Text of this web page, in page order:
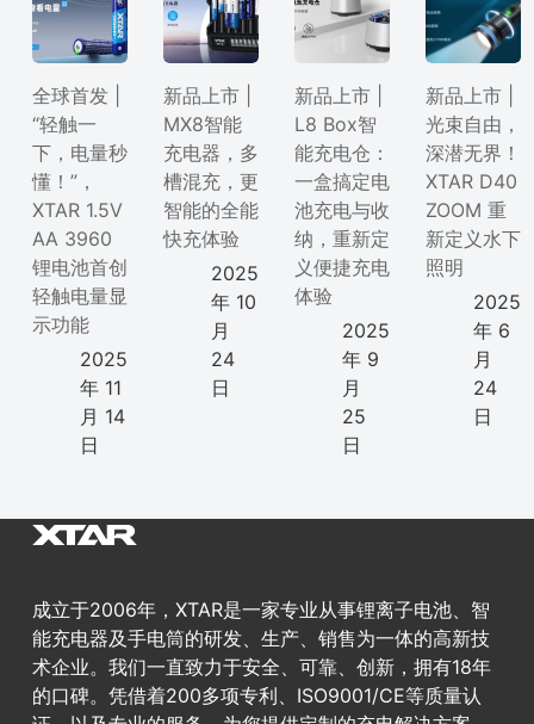
全球首发 |
“轻触一
下，电量秒
懂！”，
XTAR 1.5V
AA 3960
锂电池首创
轻触电量显
示功能
2025
年 11
月 14
日
新品上市 |
MX8智能
充电器，多
槽混充，更
智能的全能
快充体验
2025
年 10
月
24
日
新品上市 |
L8 Box智
能充电仓：
一盒搞定电
池充电与收
纳，重新定
义便捷充电
体验
2025
年 9
月
25
日
新品上市 |
光束自由，
深潜无界！
XTAR D40
ZOOM 重
新定义水下
照明
2025
年 6
月
24
日
成立于2006年，XTAR是一家专业从事锂离子电池、智
能充电器及手电筒的研发、生产、销售为一体的高新技
术企业。我们一直致力于安全、可靠、创新，拥有18年
的口碑。凭借着200多项专利、ISO9001/CE等质量认